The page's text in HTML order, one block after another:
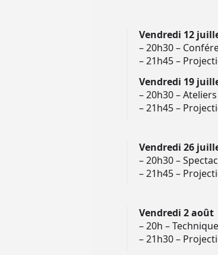
Vendredi 12
– 20h30 –
– 21h45 –
Vendredi 19
– 20h30 –
– 21h45 –
Vendredi 26
– 20h30 –
– 21h45 –
Vendredi 2 août
– 20h –
– 21h30 –